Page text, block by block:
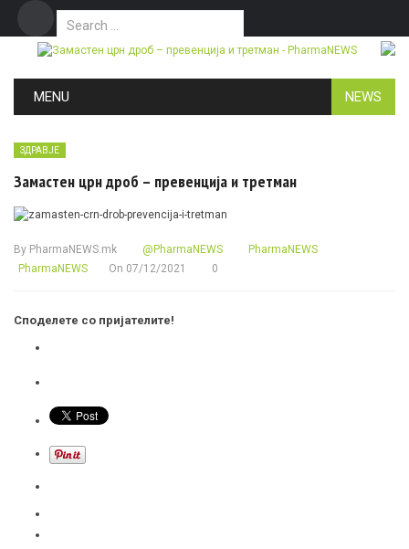
Search for:
MENU NEWS
ЗДРАВЈЕ
Замастен црн дроб – превенција и третман
By PharmaNEWS.mk @PharmaNEWS
PharmaNEWS
PharmaNEWS
On 07/12/2021 0
Споделете со пријателите!